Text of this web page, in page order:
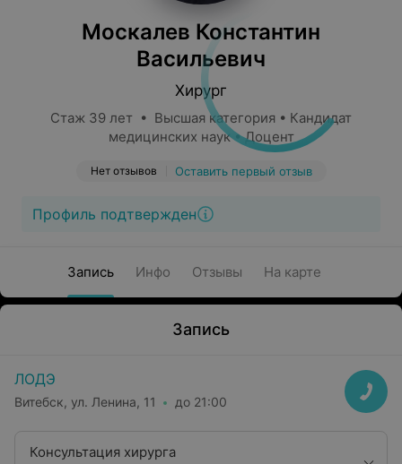
Москалев Константин
Васильевич
Хирург
Стаж 39 лет • Высшая категория • Кандидат
медицинских наук • Доцент
Нет отзывов Оставить первый отзыв
Профиль подтвержден
Запись Инфо Отзывы На карте
Запись
ЛОДЭ
Витебск, ул. Ленина, 11 до 21:00
Консультация хирурга